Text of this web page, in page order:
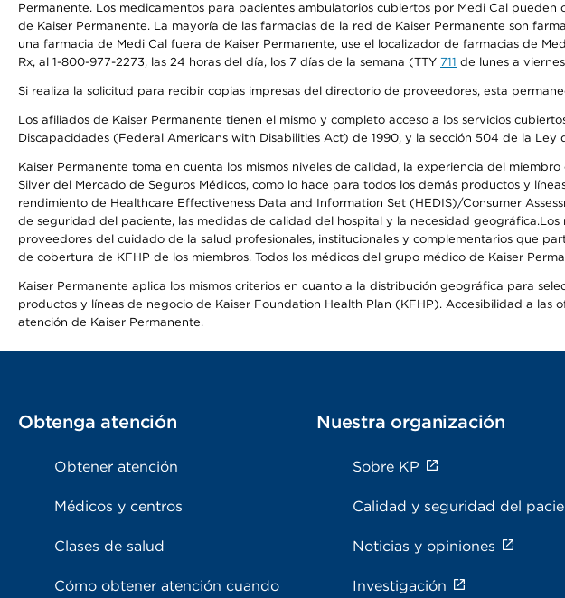
Permanente. Los medicamentos para pacientes ambulatorios cubiertos por Medi Cal
de Kaiser Permanente. La mayoría de las farmacias de la red de Kaiser Permanente son
una farmacia de Medi Cal fuera de Kaiser Permanente, use el localizador de farmacias de
Rx, al 1-800-977-2273, las 24 horas del día, los 7 días de la semana (TTY 711 de lunes a
Si realiza la solicitud para recibir copias impresas del directorio de proveedores, esta
Los afiliados de Kaiser Permanente tienen el mismo y completo acceso a los servicios
Discapacidades (Federal Americans with Disabilities Act) de 1990, y la sección 504 de la
Kaiser Permanente toma en cuenta los mismos niveles de calidad, la experiencia del
Silver del Mercado de Seguros Médicos, como lo hace para todos los demás productos y
rendimiento de Healthcare Effectiveness Data and Information Set (HEDIS)/Consumer
de seguridad del paciente, las medidas de calidad del hospital y la necesidad
proveedores del cuidado de la salud profesionales, institucionales y complementarios que
de cobertura de KFHP de los miembros. Todos los médicos del grupo médico de Kaiser
Kaiser Permanente aplica los mismos criterios en cuanto a la distribución geográfica para
productos y líneas de negocio de Kaiser Foundation Health Plan (KFHP). Accesibilidad a las
atención de Kaiser Permanente.
Obtenga atención
Obtener atención
Médicos y centros
Clases de salud
Cómo obtener atención cuando
Nuestra organización
Sobre KP
Calidad y seguridad del
Noticias y opiniones
Investigación